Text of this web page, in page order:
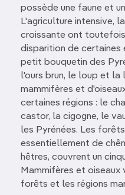
possède une faune et
L'agriculture intensive,
croissante ont
disparition de
petit bouquetin des
l'ours brun, le loup et la
mammifères et
certaines régions : le
castor, la cigogne, le
les Pyrénées. Les
essentiellement de
hêtres, couvrent un
Mammifères et
forêts et les régions